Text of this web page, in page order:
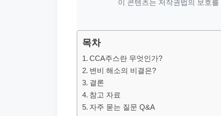
이 콘텐츠는 저작권법의 보호
목차
CCA주스란 무엇인가?
변비 해소의 비결은?
결론
참고 자료
자주 묻는 질문 Q&A